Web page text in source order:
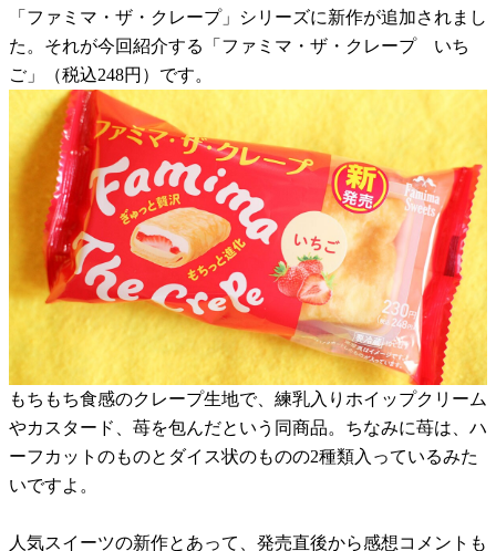
「ファミマ・ザ・クレープ」シリーズに新作が追加されまし
た。それが今回紹介する「ファミマ・ザ・クレープ いち
ご」（税込248円）です。
もちもち食感のクレープ生地で、練乳入りホイップクリーム
やカスタード、苺を包んだという同商品。ちなみに苺は、ハ
ーフカットのものとダイス状のものの2種類入っているみた
いですよ。
人気スイーツの新作とあって、発売直後から感想コメントも